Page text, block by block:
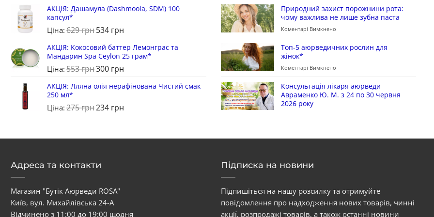
АКЦІЯ: Дашамула (Dashmoola, SDM) 100
капсул*
Ціна: 629грн534 грн
АКЦІЯ: Кокосовий баттер Лемонграс та
Мандарин Spa Ceylon 25 грам*
Ціна: 553грн300 грн
АКЦІЯ: Лляна олія нерафінована Чистий смак
250 мл*
Ціна: 275грн234 грн
Природний захист порожнини рота:
чому важлива не лише зубна паста
Коментарі Вимкнено
Топ-5 аюрведичних рослин для
жінок*
Коментарі Вимкнено
Консультація лікаря аюрведи
Авраменко Ю. М. з 24 по 30 червня
2026 року
Адреса та контакти
Магазин "Бутік Аюрведи ROSA"
Київ, вул. Михайлівська 24-А
Відчинено з 11:00 до 19:00 щодня
Підписка на новини
Підпишіться на нашу розсилку та отримуйте
повідомлення про надходження нових товарів, чинні
акції, розпродажі товарів, а також останні новини